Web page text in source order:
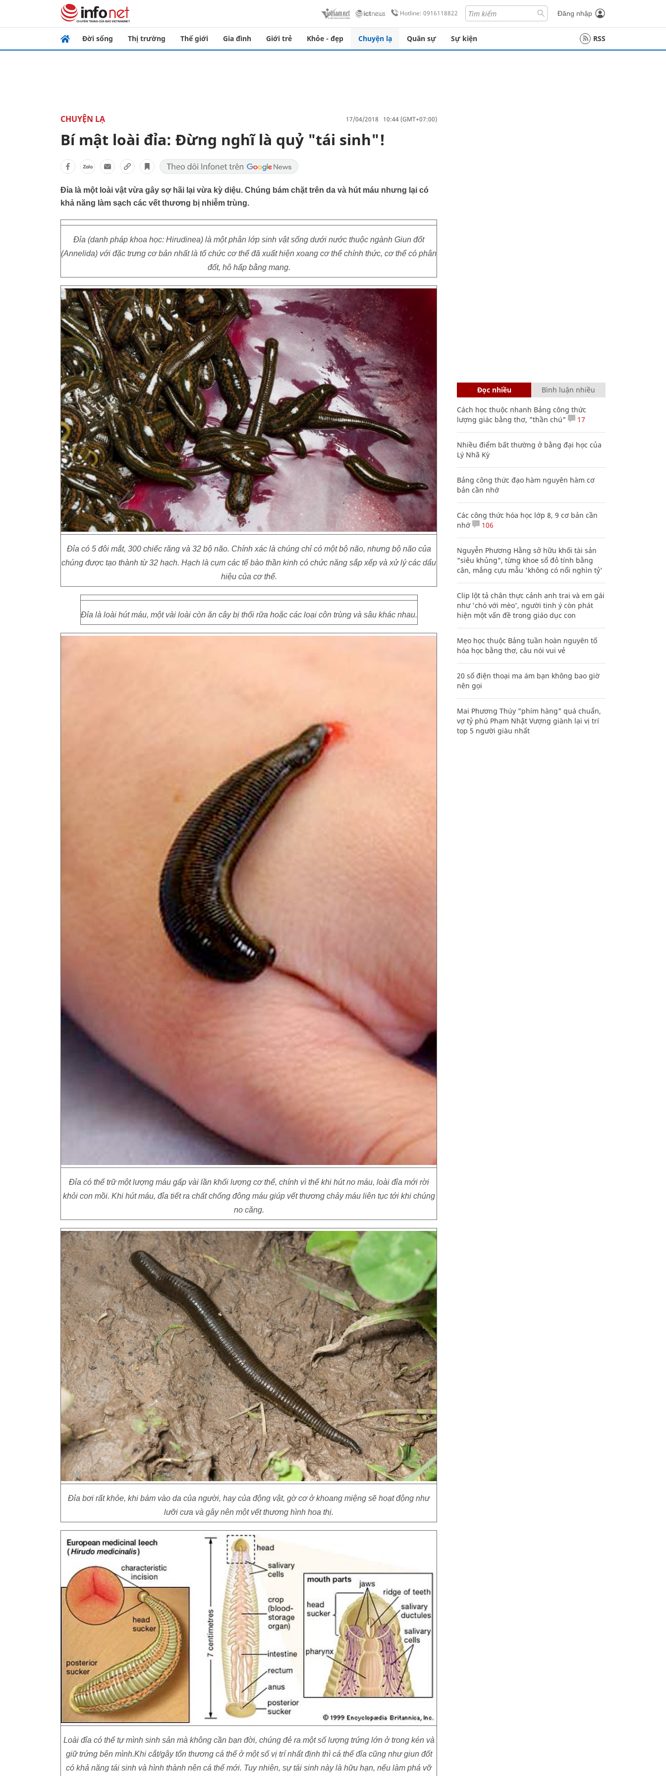
Hotline: 0916118822 Đăng nhập
Đời sống Thị trường Thế giới Gia đình Giới trẻ Khỏe - đẹp Chuyện lạ Quân sự Sự kiện RSS
CHUYỆN LẠ 17/04/2018 10:44 (GMT+07:00)
Bí mật loài đỉa: Đừng nghĩ là quỷ "tái sinh"!
Đỉa là một loài vật vừa gây sợ hãi lại vừa kỳ diệu. Chúng bám chặt trên da và hút máu nhưng lại có
khả năng làm sạch các vết thương bị nhiễm trùng.
Đỉa (danh pháp khoa học: Hirudinea) là một phân lớp sinh vật sống dưới nước thuộc ngành Giun đốt
(Annelida) với đặc trưng cơ bản nhất là tổ chức cơ thể đã xuất hiện xoang cơ thể chính thức, cơ thể có phân
đốt, hô hấp bằng mang.
Đỉa có 5 đôi mắt, 300 chiếc răng và 32 bộ não. Chính xác là chúng chỉ có một bộ não, nhưng bộ não của
chúng được tạo thành từ 32 hạch. Hạch là cụm các tế bào thần kinh có chức năng sắp xếp và xử lý các dấu
hiệu của cơ thể.
Đỉa là loài hút máu, một vài loài còn ăn cây bị thối rữa hoặc các loại côn trùng và sâu khác nhau.
Đỉa có thể trữ một lượng máu gấp vài lần khối lượng cơ thể, chính vì thế khi hút no máu, loài đỉa mới rời
khỏi con mồi. Khi hút máu, đỉa tiết ra chất chống đông máu giúp vết thương chảy máu liên tục tới khi chúng
no căng.
Đỉa bơi rất khỏe, khi bám vào da của người, hay của động vật, gờ cơ ở khoang miệng sẽ hoạt động như
lưỡi cưa và gây nên một vết thương hình hoa thị.
Loài đỉa có thể tự mình sinh sản mà không cần bạn đời, chúng đẻ ra một số lượng trứng lớn ở trong kén và
giữ trứng bên mình.Khi cắt/gây tổn thương cá thể ở một số vị trí nhất định thì cá thể đỉa cũng như giun đốt
có khả năng tái sinh và hình thành nên cá thể mới. Tuy nhiên, sự tái sinh này là hữu hạn, nếu làm phá vỡ
Đọc nhiều Bình luận nhiều
Cách học thuộc nhanh Bảng công thức
lượng giác bằng thơ, "thần chú"
17
Nhiều điểm bất thường ở bằng đại học của
Lý Nhã Kỳ
Bảng công thức đạo hàm nguyên hàm cơ
bản cần nhớ
Các công thức hóa học lớp 8, 9 cơ bản cần
nhớ
106
Nguyễn Phương Hằng sở hữu khối tài sản
"siêu khủng", từng khoe sổ đỏ tính bằng
cân, mắng cựu mẫu 'không có nổi nghìn tỷ'
Clip lột tả chân thực cảnh anh trai và em gái
như 'chó với mèo', người tinh ý còn phát
hiện một vấn đề trong giáo dục con
Mẹo học thuộc Bảng tuần hoàn nguyên tố
hóa học bằng thơ, câu nói vui vẻ
20 số điện thoại ma ám bạn không bao giờ
nên gọi
Mai Phương Thúy "phím hàng" quá chuẩn,
vợ tỷ phú Phạm Nhật Vượng giành lại vị trí
top 5 người giàu nhất